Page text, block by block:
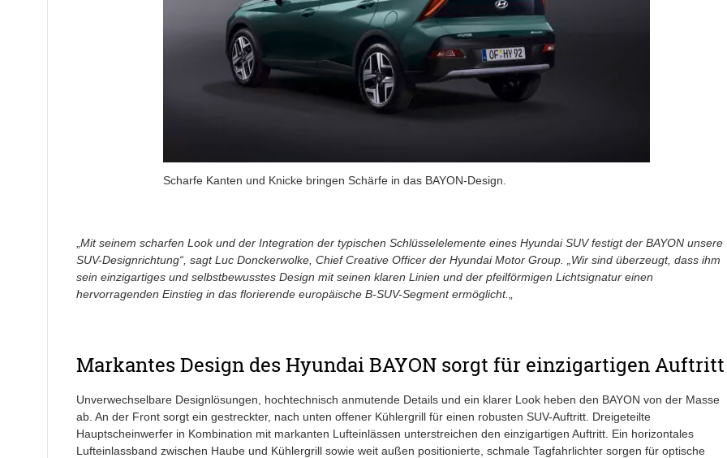
Scharfe Kanten und Knicke bringen Schärfe in das BAYON-Design.
Mit seinem scharfen Look und der Integration der typischen Schlüsselelemente eines Hyundai SUV festigt der BAYON unsere
SUV-Designrichtung“, sagt Luc Donckerwolke, Chief Creative Officer der Hyundai Motor Group. „Wir sind überzeugt, dass ihm
sein einzigartiges und selbstbewusstes Design mit seinen klaren Linien und der pfeilförmigen Lichtsignatur einen
hervorragenden Einstieg in das florierende europäische B-SUV-Segment ermöglicht.
Markantes Design des Hyundai BAYON sorgt für einzigartigen Auftritt
Unverwechselbare Designlösungen, hochtechnisch anmutende Details und ein klarer Look heben den BAYON von der Masse
ab. An der Front sorgt ein gestreckter, nach unten offener Kühlergrill für einen robusten SUV-Auftritt. Dreigeteilte
Hauptscheinwerfer in Kombination mit markanten Lufteinlässen unterstreichen den einzigartigen Auftritt. Ein horizontales
Lufteinlassband zwischen Haube und Kühlergrill sowie weit außen positionierte, schmale Tagfahrlichter sorgen für optische